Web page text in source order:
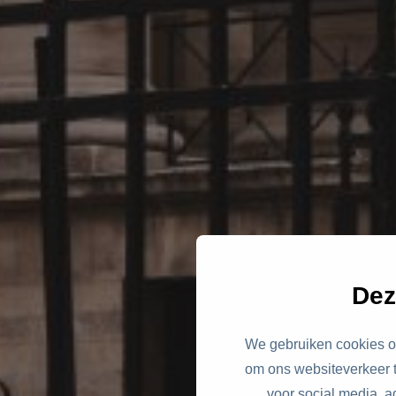
We gebruiken cookies
om ons websiteverkeer